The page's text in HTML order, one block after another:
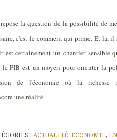
la question de la possibilité de
c'est le comment qui prime. Et là,
est certainement un chantier sensible
PIB est un moyen pour orienter la
de l'économie où la richesse
une réalité.
: ACTUALITÉ, ECONOMIE,